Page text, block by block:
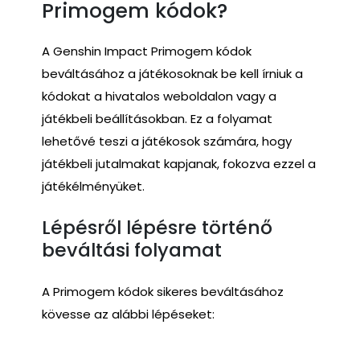
Primogem kódok?
A Genshin Impact Primogem kódok
beváltásához a játékosoknak be kell írniuk a
kódokat a hivatalos weboldalon vagy a
játékbeli beállításokban. Ez a folyamat
lehetővé teszi a játékosok számára, hogy
játékbeli jutalmakat kapjanak, fokozva ezzel a
játékélményüket.
Lépésről lépésre történő
beváltási folyamat
A Primogem kódok sikeres beváltásához
kövesse az alábbi lépéseket: